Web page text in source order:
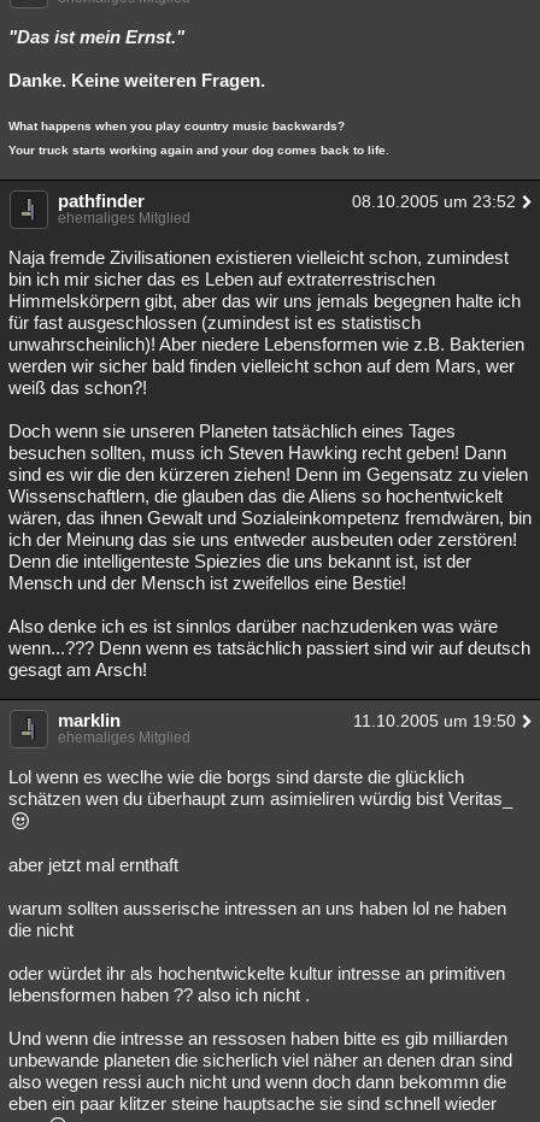
"Das ist mein Ernst."
Danke. Keine weiteren Fragen.
What happens when you play country music backwards?
Your truck starts working again and your dog comes back to life.
pathfinder 08.10.2005 um 23:52
ehemaliges Mitglied
Naja fremde Zivilisationen existieren vielleicht schon, zumindest
bin ich mir sicher das es Leben auf extraterrestrischen
Himmelskörpern gibt, aber das wir uns jemals begegnen halte ich
für fast ausgeschlossen (zumindest ist es statistisch
unwahrscheinlich)! Aber niedere Lebensformen wie z.B. Bakterien
werden wir sicher bald finden vielleicht schon auf dem Mars, wer
weiß das schon?!
Doch wenn sie unseren Planeten tatsächlich eines Tages
besuchen sollten, muss ich Steven Hawking recht geben! Dann
sind es wir die den kürzeren ziehen! Denn im Gegensatz zu vielen
Wissenschaftlern, die glauben das die Aliens so hochentwickelt
wären, das ihnen Gewalt und Sozialeinkompetenz fremdwären, bin
ich der Meinung das sie uns entweder ausbeuten oder zerstören!
Denn die intelligenteste Spiezies die uns bekannt ist, ist der
Mensch und der Mensch ist zweifellos eine Bestie!
Also denke ich es ist sinnlos darüber nachzudenken was wäre
wenn...??? Denn wenn es tatsächlich passiert sind wir auf deutsch
gesagt am Arsch!
marklin 11.10.2005 um 19:50
ehemaliges Mitglied
Lol wenn es weclhe wie die borgs sind darste die glücklich
schätzen wen du überhaupt zum asimieliren würdig bist Veritas_
aber jetzt mal ernthaft
warum sollten ausserische intressen an uns haben lol ne haben
die nicht
oder würdet ihr als hochentwickelte kultur intresse an primitiven
lebensformen haben ?? also ich nicht .
Und wenn die intresse an ressosen haben bitte es gib milliarden
unbewande planeten die sicherlich viel näher an denen dran sind
also wegen ressi auch nicht und wenn doch dann bekommn die
eben ein paar klitzer steine hauptsache sie sind schnell wieder